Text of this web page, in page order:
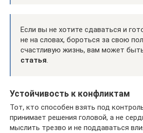
Если вы не хотите сдаваться и
не на словах, бороться за свою
счастливую жизнь, вам может
статья.
Устойчивость к конфликтам
Тот, кто способен взять под
принимает решения головой, а не
мыслить трезво и не поддаваться